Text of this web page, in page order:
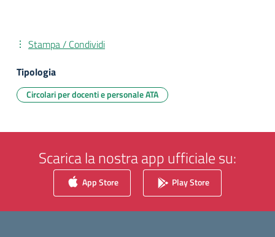
Stampa / Condividi
Tipologia
Circolari per docenti e personale ATA
Scarica la nostra app ufficiale su:
App Store Play Store